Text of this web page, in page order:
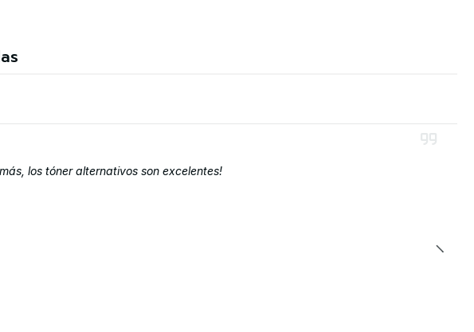
los tóner alternativos son excelentes!